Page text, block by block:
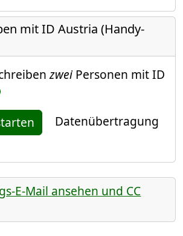
mit ID Austria (Handy-
zweiPersonen mit ID
Datenübertragung
E-Mail ansehen und CC